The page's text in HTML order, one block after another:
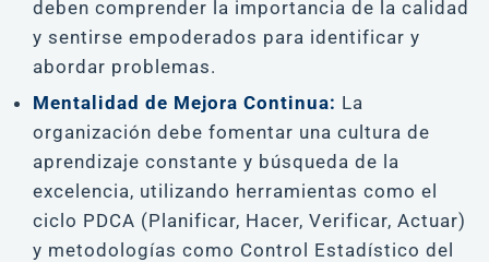
deben comprender la importancia de la calidad
y sentirse empoderados para identificar y
abordar problemas.
Mentalidad de Mejora Continua: La
organización debe fomentar una cultura de
aprendizaje constante y búsqueda de la
excelencia, utilizando herramientas como el
ciclo PDCA (Planificar, Hacer, Verificar, Actuar)
y metodologías como Control Estadístico del